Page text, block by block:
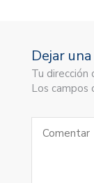
Dejar
Tu dirección
Los campos